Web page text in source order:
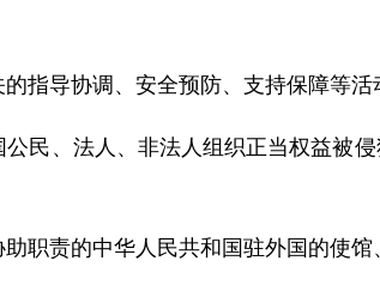
指导协调、安全预防、支持保障等活
民、法人、非法人组织正当权益被
职责的中华人民共和国驻外国的使馆